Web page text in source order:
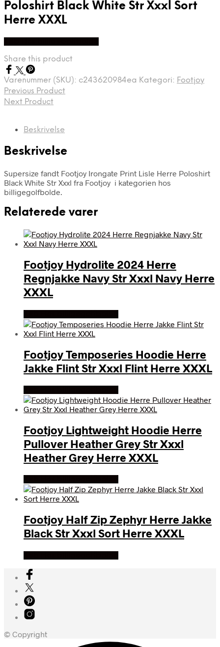
Poloshirt Black White Str Xxxl Sort
Herre XXXL
Share this product
Varenummer (SKU): c243620984ea Kategori: Footjoy
Previous Product
Next Product
Beskrivelse
Beskrivelse
Supersize fandt Footjoy Irongate Print Lisle Herre Poloshirt
Black White Str Xxxl fra Footjoy i kategorien hos
billigegolfbolde.
Relaterede varer
Footjoy Hydrolite 2024 Herre
Regnjakke Navy Str Xxxl Navy Herre
XXXL
Footjoy Temposeries Hoodie Herre
Jakke Flint Str Xxxl Flint Herre XXXL
Footjoy Lightweight Hoodie Herre
Pullover Heather Grey Str Xxxl
Heather Grey Herre XXXL
Footjoy Half Zip Zephyr Herre Jakke
Black Str Xxxl Sort Herre XXXL
© Copyright